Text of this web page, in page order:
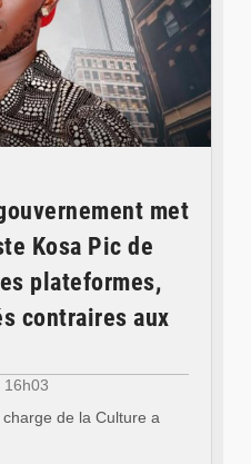
met
Kosa Pic de
plateformes,
contraires aux
16h03
de la Culture a